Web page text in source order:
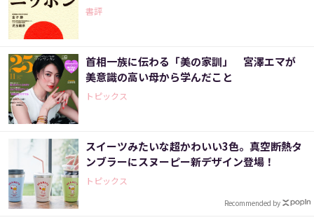
書評
首相一族に伝わる「美の家訓」 宮澤エマが
美意識の高い母から学んだこと
トピックス
スイーツみたいな超かわいい3色。真空断熱タ
ンブラーにスヌーピー新デザイン登場！
トピックス
Recommended by